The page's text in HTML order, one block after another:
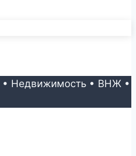
• Недвижимость • ВНЖ •